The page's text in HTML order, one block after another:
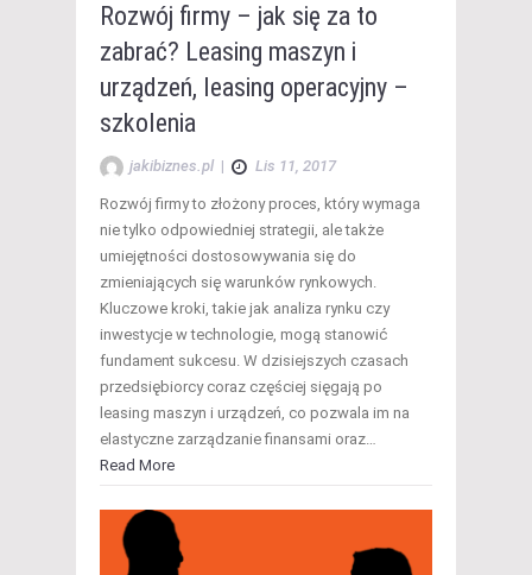
Rozwój firmy – jak się za to
zabrać? Leasing maszyn i
urządzeń, leasing operacyjny –
szkolenia
jakibiznes.pl | Lis 11, 2017
Rozwój firmy to złożony proces, który wymaga
nie tylko odpowiedniej strategii, ale także
umiejętności dostosowywania się do
zmieniających się warunków rynkowych.
Kluczowe kroki, takie jak analiza rynku czy
inwestycje w technologie, mogą stanowić
fundament sukcesu. W dzisiejszych czasach
przedsiębiorcy coraz częściej sięgają po
leasing maszyn i urządzeń, co pozwala im na
elastyczne zarządzanie finansami oraz…
Read More